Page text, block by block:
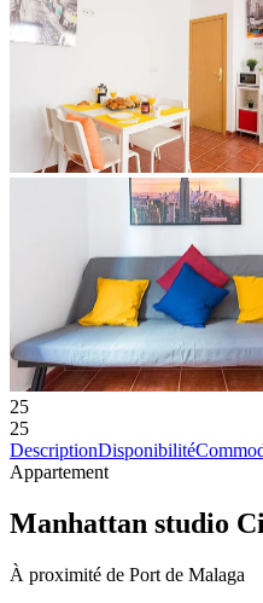
25
25
DescriptionDisponibilité
Appartement
Manhattan studio
À proximité de Port de Malaga